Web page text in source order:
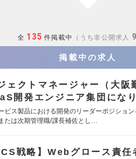
全 135 件掲載中 うち非公開求人
掲載中の求人
ェクトマネージャー（大阪
開発エンジニア集団にな
ビス製品における開発のリーダーポジショ
たは次期管理職/課長補佐とし…
CS戦略】Webグロース責